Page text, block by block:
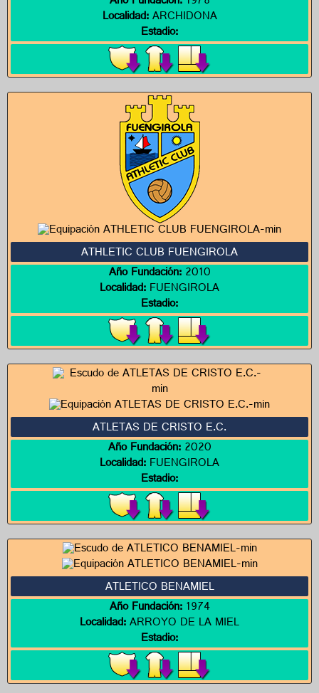
Localidad:ARCHIDONA
Estadio:
ATHLETIC CLUB FUENGIROLA
Año Fundación:2010
Localidad:FUENGIROLA
Estadio:
ATLETAS DE CRISTO E.C.
Año Fundación:2020
Localidad:FUENGIROLA
Estadio:
ATLETICO BENAMIEL
Año Fundación:1974
Localidad:ARROYO DE LA MIEL
Estadio: